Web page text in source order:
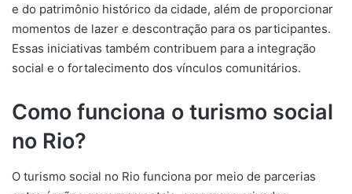
e do patrimônio histórico da cidade, além de proporcionar
momentos de lazer e descontração para os participantes.
Essas iniciativas também contribuem para a integração
social e o fortalecimento dos vínculos comunitários.
Como funciona o turismo social
no Rio?
O turismo social no Rio funciona por meio de parcerias